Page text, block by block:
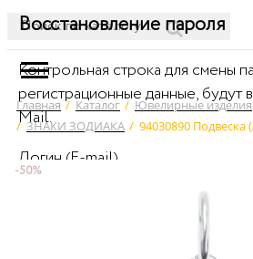
Главная / Каталог / Ювелирные изделия
/ ЗНАКИ ЗОДИАКА / 94030890 Подвеска
-50%
Восстановление пароля
Контрольная строка для смены
регистрационные данные, будут
Mail.
Логин (E-mail)